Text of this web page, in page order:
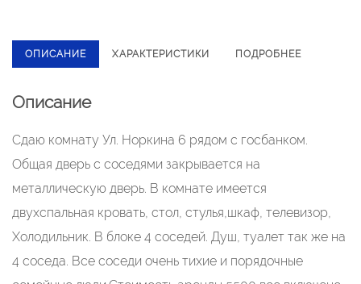
ОПИСАНИЕ ХАРАКТЕРИСТИКИ ПОДРОБНЕЕ
Описание
Сдаю комнату Ул. Норкина 6 рядом с госбанком.
Общая дверь с соседями закрывается на
металлическую дверь. В комнате имеется
двухспальная кровать, стол, стулья,шкаф, телевизор,
Холодильник. В блоке 4 соседей. Душ, туалет так же на
4 соседа. Все соседи очень тихие и порядочные